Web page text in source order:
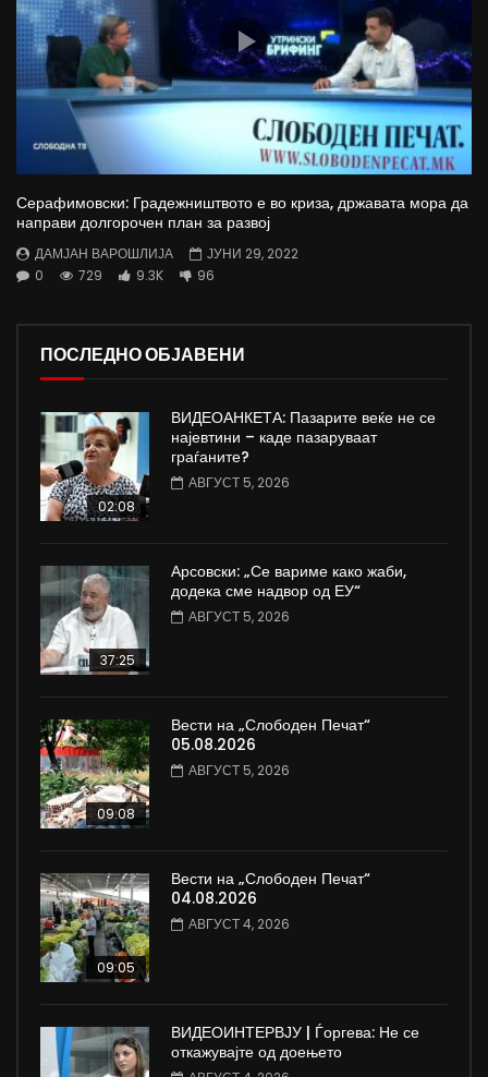
Серафимовски: Градежништвото е во криза, државата мора да
направи долгорочен план за развој
ДАМЈАН ВАРОШЛИЈА
ЈУНИ 29, 2022
0
729 9.3K 96
ПОСЛЕДНО ОБЈАВЕНИ
02:08
ВИДЕОАНКЕТА: Пазарите веќе не се
најевтини – каде пазаруваат
граѓаните?
АВГУСТ 5, 2026
37:25
Арсовски: „Се вариме како жаби,
додека сме надвор од ЕУ“
АВГУСТ 5, 2026
09:08
Вести на „Слободен Печат“
05.08.2026
АВГУСТ 5, 2026
09:05
Вести на „Слободен Печат“
04.08.2026
АВГУСТ 4, 2026
ВИДЕОИНТЕРВЈУ | Ѓоргева: Не се
откажувајте од доењето